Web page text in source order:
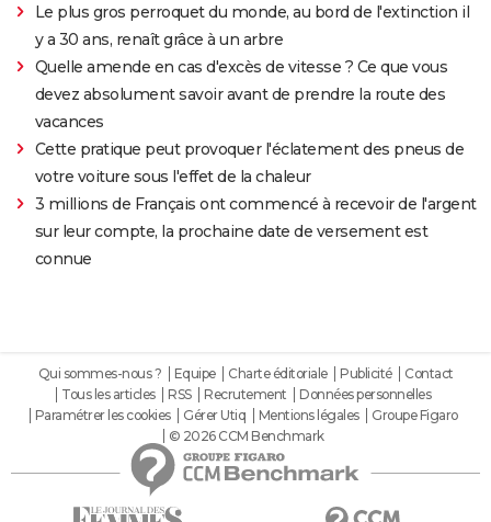
Le plus gros perroquet du monde, au bord de l'extinction il
y a 30 ans, renaît grâce à un arbre
Quelle amende en cas d'excès de vitesse ? Ce que vous
devez absolument savoir avant de prendre la route des
vacances
Cette pratique peut provoquer l'éclatement des pneus de
votre voiture sous l'effet de la chaleur
3 millions de Français ont commencé à recevoir de l'argent
sur leur compte, la prochaine date de versement est
connue
Qui sommes-nous ? Equipe Charte éditoriale Publicité
Contact
Tous les articles
RSS Recrutement
Données personnelles
Paramétrer les cookies
Gérer Utiq Mentions légales
Groupe Figaro
© 2026 CCM Benchmark